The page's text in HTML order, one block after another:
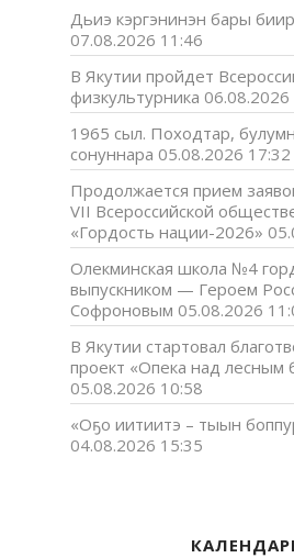
Дьиэ кэргэнинэн бары
07.08.2026 11:46
В Якутии пройдет
физкультурника 06.08.2026
1965 сыл. Походтар,
сонуннара 05.08.2026 17:32
Продолжается прием
VII Всероссийской
«Гордость нации-2026»
Олекминская школа №4
выпускником — Героем
Софроновым 05.08.2026
В Якутии стартовал
проект «Опека над лесным
05.08.2026 10:58
«Оҕо иитиитэ – тыын
04.08.2026 15:35